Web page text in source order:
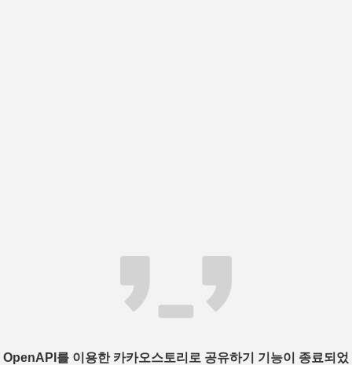
OpenAPI를 이용한 카카오스토리로 공유하기 기능이 종료되었